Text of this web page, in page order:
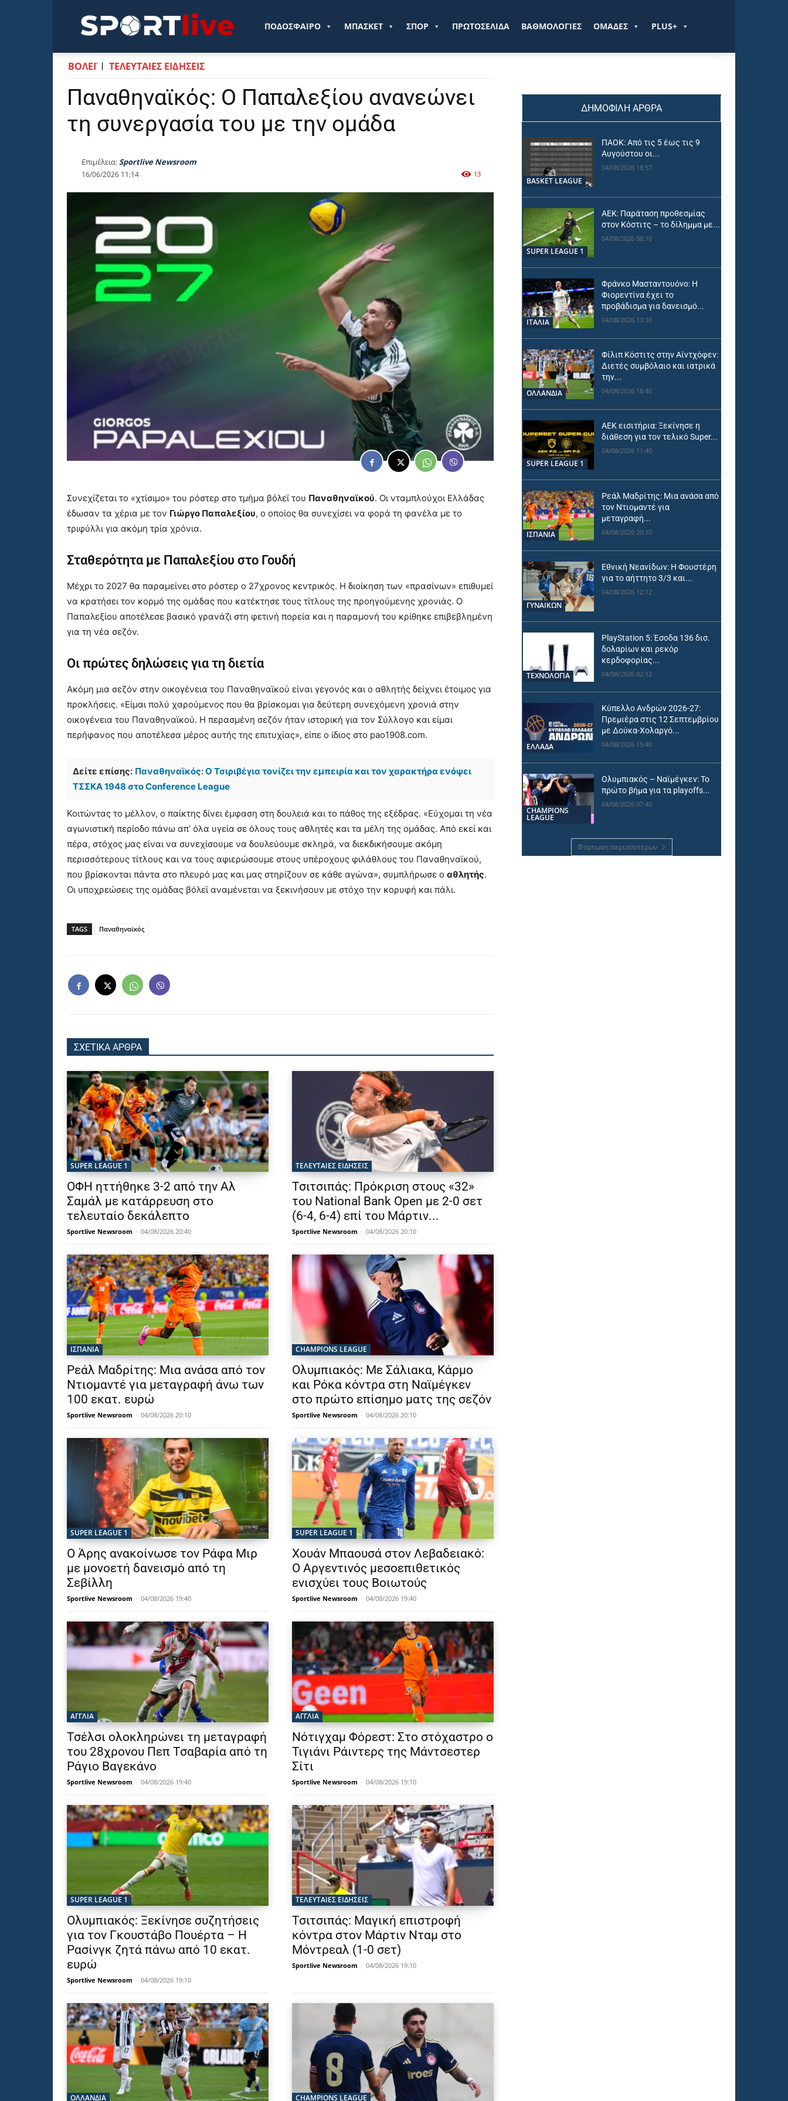
Sportlive.grΠΟΔΟΣΦΑΙΡΟ ΜΠΑΣΚΕΤ ΣΠΟΡ ΠΡΩΤΟΣΕΛΙΔΑ ΒΑΘΜΟΛΟΓΙΕΣ ΟΜΑΔΕΣ PLUS+
ΒΟΛΕΪ ΤΕΛΕΥΤΑΙΕΣ ΕΙΔΗΣΕΙΣ
Παναθηναϊκός: Ο Παπαλεξίου ανανεώνει
τη συνεργασία του με την ομάδα
Επιμέλεια:Sportlive Newsroom
16/06/2026 11:14 13
Συνεχίζεται το «χτίσιμο» του ρόστερ στο τμήμα βόλεϊ του Παναθηναϊκού. Οι νταμπλούχοι Ελλάδας
έδωσαν τα χέρια με τον Γιώργο Παπαλεξίου, ο οποίος θα συνεχίσει να φορά τη φανέλα με το
τριφύλλι για ακόμη τρία χρόνια.
Σταθερότητα με Παπαλεξίου στο Γουδή
Μέχρι το 2027 θα παραμείνει στο ρόστερ ο 27χρονος κεντρικός. Η διοίκηση των «πρασίνων» επιθυμεί
να κρατήσει τον κορμό της ομάδας που κατέκτησε τους τίτλους της προηγούμενης χρονιάς. Ο
Παπαλεξίου αποτέλεσε βασικό γρανάζι στη φετινή πορεία και η παραμονή του κρίθηκε επιβεβλημένη
για τη νέα σεζόν.
Οι πρώτες δηλώσεις για τη διετία
Ακόμη μια σεζόν στην οικογένεια του Παναθηναϊκού είναι γεγονός και ο αθλητής δείχνει έτοιμος για
προκλήσεις. «Είμαι πολύ χαρούμενος που θα βρίσκομαι για δεύτερη συνεχόμενη χρονιά στην
οικογένεια του Παναθηναϊκού. Η περασμένη σεζόν ήταν ιστορική για τον Σύλλογο και είμαι
περήφανος που αποτέλεσα μέρος αυτής της επιτυχίας», είπε ο ίδιος στο pao1908.com.
Δείτε επίσης: Παναθηναϊκός: Ο Τσιριβέγια τονίζει την εμπειρία και τον χαρακτήρα ενόψει
ΤΣΣΚΑ 1948 στο Conference League
Κοιτώντας το μέλλον, ο παίκτης δίνει έμφαση στη δουλειά και το πάθος της εξέδρας. «Εύχομαι τη νέα
αγωνιστική περίοδο πάνω απ’ όλα υγεία σε όλους τους αθλητές και τα μέλη της ομάδας. Από εκεί και
πέρα, στόχος μας είναι να συνεχίσουμε να δουλεύουμε σκληρά, να διεκδικήσουμε ακόμη
περισσότερους τίτλους και να τους αφιερώσουμε στους υπέροχους φιλάθλους του Παναθηναϊκού,
που βρίσκονται πάντα στο πλευρό μας και μας στηρίζουν σε κάθε αγώνα», συμπλήρωσε ο αθλητής.
Οι υποχρεώσεις της ομάδας βόλεϊ αναμένεται να ξεκινήσουν με στόχο την κορυφή και πάλι.
TAGS Παναθηναϊκός
ΣΧΕΤΙΚΑ ΑΡΘΡΑ
SUPER LEAGUE 1
ΟΦΗ ηττήθηκε 3-2 από την Αλ
Σαμάλ με κατάρρευση στο
τελευταίο δεκάλεπτο
Sportlive Newsroom - 04/08/2026 20:40
ΤΕΛΕΥΤΑΙΕΣ ΕΙΔΗΣΕΙΣ
Τσιτσιπάς: Πρόκριση στους «32»
του National Bank Open με 2-0 σετ
(6-4, 6-4) επί του Μάρτιν...
Sportlive Newsroom - 04/08/2026 20:10
ΙΣΠΑΝΙΑ
Ρεάλ Μαδρίτης: Μια ανάσα από τον
Ντιομαντέ για μεταγραφή άνω των
100 εκατ. ευρώ
Sportlive Newsroom - 04/08/2026 20:10
CHAMPIONS LEAGUE
Ολυμπιακός: Με Σάλιακα, Κάρμο
και Ρόκα κόντρα στη Ναϊμέγκεν
στο πρώτο επίσημο ματς της σεζόν
Sportlive Newsroom - 04/08/2026 20:10
SUPER LEAGUE 1
Ο Άρης ανακοίνωσε τον Ράφα Μιρ
με μονοετή δανεισμό από τη
Σεβίλλη
Sportlive Newsroom - 04/08/2026 19:40
SUPER LEAGUE 1
Χουάν Μπαουσά στον Λεβαδειακό:
Ο Αργεντινός μεσοεπιθετικός
ενισχύει τους Βοιωτούς
Sportlive Newsroom - 04/08/2026 19:40
ΑΓΓΛΙΑ
Τσέλσι ολοκληρώνει τη μεταγραφή
του 28χρονου Πεπ Τσαβαρία από τη
Ράγιο Βαγεκάνο
Sportlive Newsroom - 04/08/2026 19:40
ΑΓΓΛΙΑ
Νότιγχαμ Φόρεστ: Στο στόχαστρο ο
Τιγιάνι Ράιντερς της Μάντσεστερ
Σίτι
Sportlive Newsroom - 04/08/2026 19:10
SUPER LEAGUE 1
Ολυμπιακός: Ξεκίνησε συζητήσεις
για τον Γκουστάβο Πουέρτα – Η
Ρασίνγκ ζητά πάνω από 10 εκατ.
ευρώ
Sportlive Newsroom - 04/08/2026 19:10
ΤΕΛΕΥΤΑΙΕΣ ΕΙΔΗΣΕΙΣ
Τσιτσιπάς: Μαγική επιστροφή
κόντρα στον Μάρτιν Νταμ στο
Μόντρεαλ (1-0 σετ)
Sportlive Newsroom - 04/08/2026 19:10
OΛΛΑΝΔΊΑ CHAMPIONS LEAGUE
ΔΗΜΟΦΙΛΗ ΑΡΘΡΑ
BASKET LEAGUE
ΠΑΟΚ: Από τις 5 έως τις 9
Αυγούστου οι...
04/08/2026 18:57
SUPER LEAGUE 1
ΑΕΚ: Παράταση προθεσμίας
στον Κόστιτς – το δίλημμα με...
04/08/2026 08:10
ΙΤΑΛΙΑ
Φράνκο Μασταντουόνο: Η
Φιορεντίνα έχει το
προβάδισμα για δανεισμό...
04/08/2026 13:10
OΛΛΑΝΔΊΑ
Φίλιπ Κόστιτς στην Αϊντχόφεν:
Διετές συμβόλαιο και ιατρικά
την...
04/08/2026 18:40
SUPER LEAGUE 1
ΑΕΚ εισιτήρια: Ξεκίνησε η
διάθεση για τον τελικό Super...
04/08/2026 11:40
ΙΣΠΑΝΙΑ
Ρεάλ Μαδρίτης: Μια ανάσα από
τον Ντιομαντέ για
μεταγραφή...
04/08/2026 20:10
ΓΥΝΑΙΚΩΝ
Εθνική Νεανίδων: Η Φουστέρη
για το αήττητο 3/3 και...
04/08/2026 12:12
ΤΕΧΝΟΛΟΓΙΑ
PlayStation 5: Έσοδα 136 δισ.
δολαρίων και ρεκόρ
κερδοφορίας...
04/08/2026 02:12
ΕΛΛΑΔΑ
Κύπελλο Ανδρών 2026-27:
Πρεμιέρα στις 12 Σεπτεμβρίου
με Δούκα-Χολαργό...
04/08/2026 15:40
CHAMPIONS
LEAGUE
Ολυμπιακός – Ναϊμέγκεν: Το
πρώτο βήμα για τα playoffs...
04/08/2026 07:40
Φόρτωση περισσοτέρων